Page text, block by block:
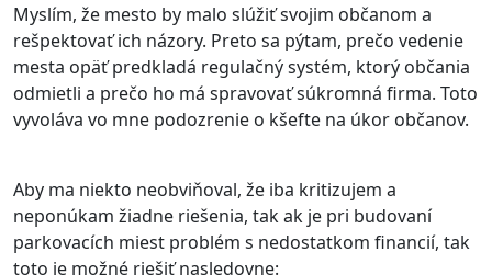
Myslím, že mesto by malo slúžiť svojim občanom a
rešpektovať ich názory. Preto sa pýtam, prečo vedenie
mesta opäť predkladá regulačný systém, ktorý občania
odmietli a prečo ho má spravovať súkromná firma. Toto
vyvoláva vo mne podozrenie o kšefte na úkor občanov.
Aby ma niekto neobviňoval, že iba kritizujem a
neponúkam žiadne riešenia, tak ak je pri budovaní
parkovacích miest problém s nedostatkom financií, tak
toto je možné riešiť nasledovne: